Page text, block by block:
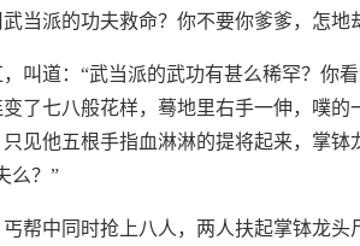
当派的功夫救命？你不要你爹爹，怎地
叫道：“武当派的武功有甚么稀罕？你
了七八般花样，蓦地里右手一伸，噗的
见他五根手指血淋淋的提将起来，掌
么？”
帮中同时抢上八人，两人扶起掌钵龙